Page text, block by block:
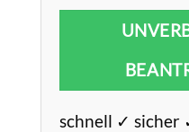
schnell ✓ sicher